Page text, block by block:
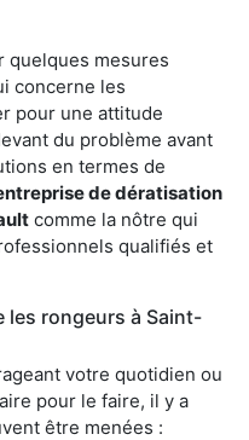
quelques mesures
concerne les
pour une attitude
du problème avant
en termes de
de dératisation
comme la nôtre qui
qualifiés et
les rongeurs à Saint-
votre quotidien ou
pour le faire, il y a
être menées :